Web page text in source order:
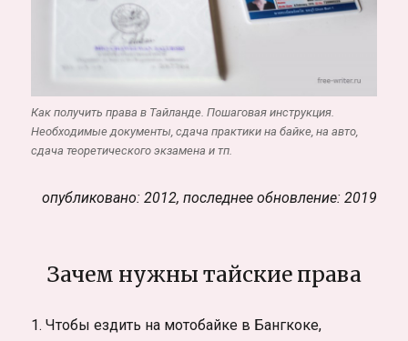
Как получить права в Тайланде. Пошаговая инструкция.
Необходимые документы, сдача практики на байке, на авто,
сдача теоретического экзамена и тп.
опубликовано: 2012, последнее обновление: 2019
Зачем нужны тайские права
1. Чтобы ездить на мотобайке в Бангкоке,